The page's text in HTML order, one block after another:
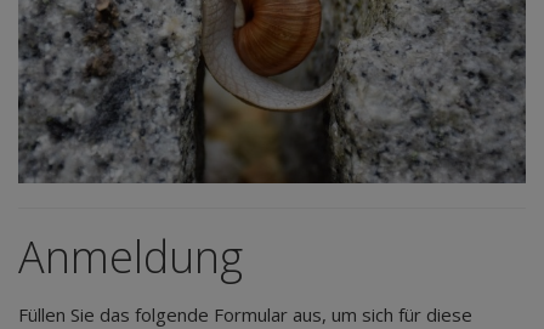
Anmeldung
Füllen Sie das folgende Formular aus, um sich für diese